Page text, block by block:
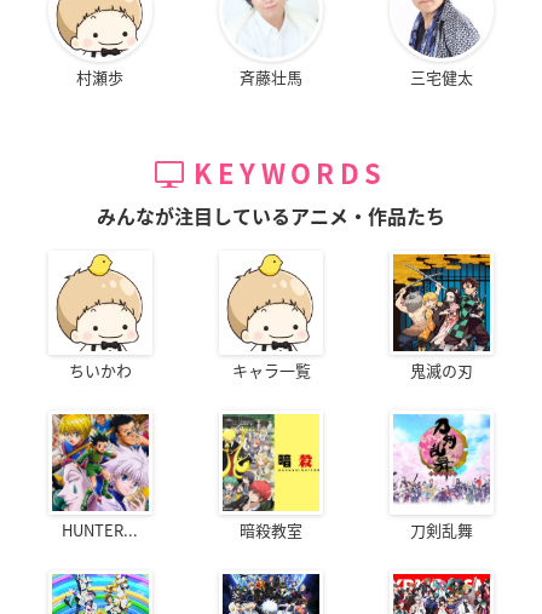
村瀬歩 斉藤壮馬 三宅健太
KEYWORDS
みんなが注目しているアニメ・作品たち
ちいかわ キャラ一覧 鬼滅の刃
HUNTER... 暗殺教室 刀剣乱舞